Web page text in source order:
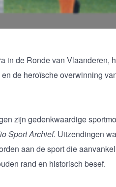
in de Ronde van Vlaanderen,
de heroïsche overwinning
zijn gedenkwaardige
Sport Archief. Uitzendingen
aan de sport die
rand en historisch besef.